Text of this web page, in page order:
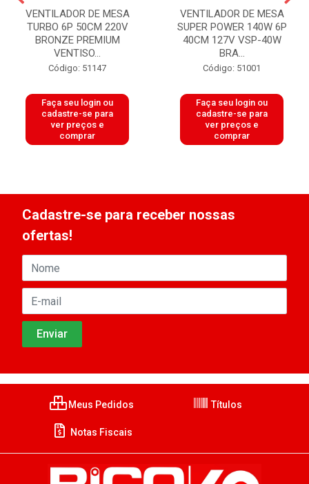
VENTILADOR DE MESA
TURBO 6P 50CM 220V
BRONZE PREMIUM
VENTISO...
Código: 51147
Faça seu login ou
cadastre-se para
ver preços e
comprar
VENTILADOR DE MESA
SUPER POWER 140W 6P
40CM 127V VSP-40W
BRA...
Código: 51001
Faça seu login ou
cadastre-se para
ver preços e
comprar
Cadastre-se para receber nossas
ofertas!
Meus Pedidos Títulos
Notas Fiscais